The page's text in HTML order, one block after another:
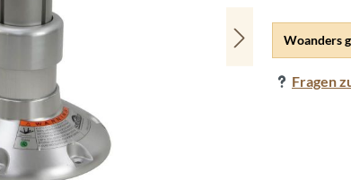
Woanders
Fragen